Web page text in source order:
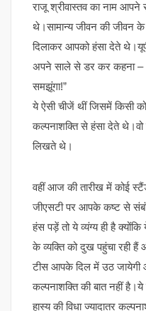
राजू श्रीवास्तव का नाम आपने
थे।सामान्य जीवन की जीवन
दिलाकर आपको हंसा देते
अपने साले से डर कर कहना –
समझूंगा!”
ये ऐसी चीजें थीं जिसमें किसी
कल्पनाशक्ति से हंसा देते थे।वो
लिखते थे।
वहीं आज की तारीख में कोई
जीएसटी पर आपके कष्ट से
हंस पड़ें तो ये व्यंग्य ही है क्योंकि
के व्यक्ति को दुख पहुंचा रही
टीस आपके दिल में उठ
कल्पनाशक्ति की बात नहीं
हास्य की विधा ज्यादातर